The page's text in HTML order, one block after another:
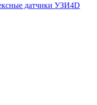
датчики УЗИ4D